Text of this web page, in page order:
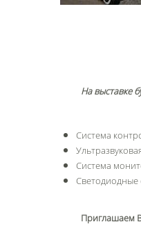
На выставке
Система
Система
Светодиодные
Приглашаем